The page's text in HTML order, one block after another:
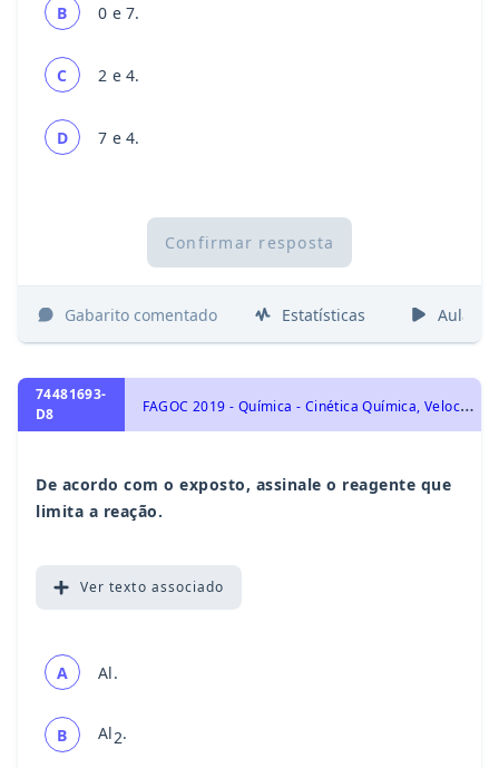
B 0 e 7.
C 2 e 4.
D 7 e 4.
Confirmar resposta
Gabarito comentado Estatísticas Aulas
74481693-
D8
F
AGOC 2019 - Química - Cinética Química, Velocidade de Reação, Energia de Ativação, Concentração, Pressão, Temperatura e Catalisador
De acordo com o exposto, assinale o reagente que
limita a reação.
Ver texto associado
A Al.
B Al2.